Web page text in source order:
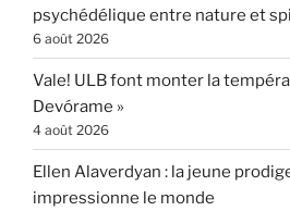
psychédélique entre nature et
6 août 2026
Vale! ULB font monter la
Devórame »
4 août 2026
Ellen Alaverdyan : la jeune
impressionne le monde